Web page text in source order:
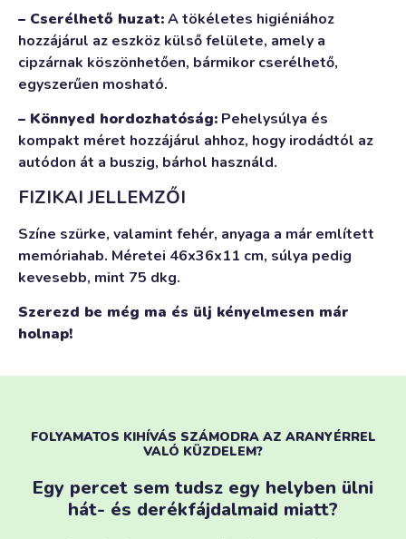
– Cserélhető huzat:A tökéletes higiéniához
hozzájárul az eszköz külső felülete, amely a
cipzárnak köszönhetően, bármikor cserélhető,
egyszerűen mosható.
– Könnyed hordozhatóság: Pehelysúlya és
kompakt méret hozzájárul ahhoz, hogy irodádtól az
autódon át a buszig, bárhol használd.
FIZIKAI JELLEMZŐI
Színe szürke, valamint fehér, anyaga a már említett
memóriahab. Méretei 46x36x11 cm, súlya pedig
kevesebb, mint 75 dkg.
Szerezd be még ma és ülj kényelmesen már
holnap!
FOLYAMATOS KIHÍVÁS SZÁMODRA AZ ARANYÉRREL
VALÓ KÜZDELEM?
Egy percet sem tudsz egy helyben ülni
hát- és derékfájdalmaid miatt?